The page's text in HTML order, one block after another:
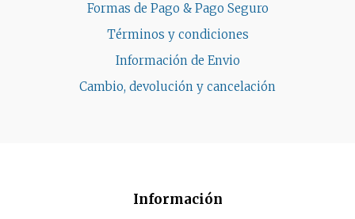
Formas de Pago & Pago Seguro
Términos y condiciones
Información de Envio
Cambio, devolución y cancelación
Información